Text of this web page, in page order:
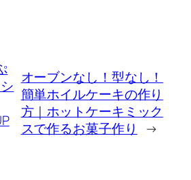
オーブンなし！型なし！
簡単ホイルケーキの作り
方｜ホットケーキミック
スで作るお菓子作り
→